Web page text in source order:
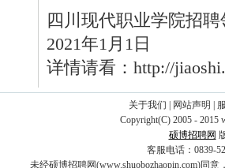
四川现代职业学院招
2021年1月1日
详情请看：http://
关于我们 网站声明
Copyright(C) 2005 - 2015
硕博招聘网
客服电话：0839-
未经硕博招聘网(www.shuobozhaopin.com)同